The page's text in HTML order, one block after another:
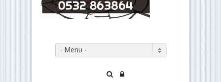
- Menu -